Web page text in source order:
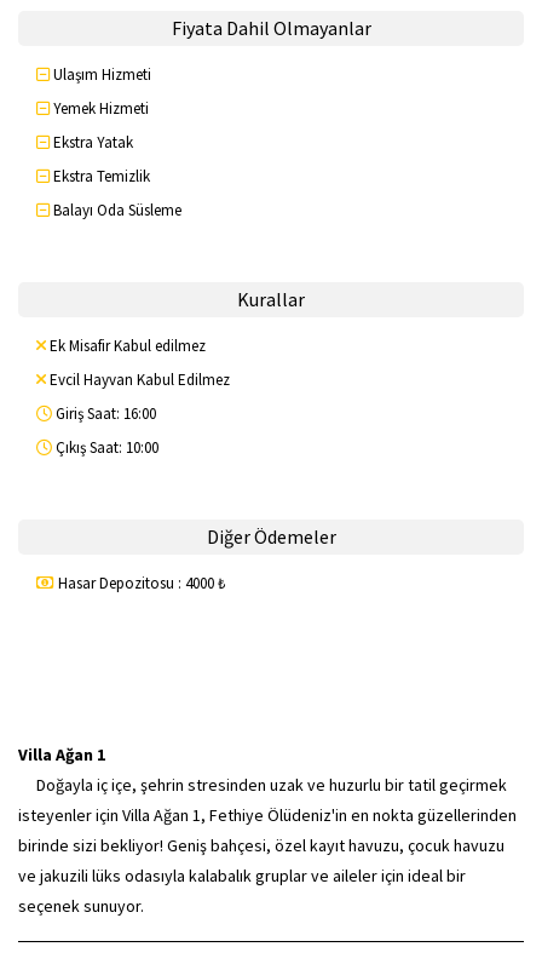
Fiyata Dahil Olmayanlar
Ulaşım Hizmeti
Yemek Hizmeti
Ekstra Yatak
Ekstra Temizlik
Balayı Oda Süsleme
Kurallar
Ek Misafir Kabul edilmez
Evcil Hayvan Kabul Edilmez
Giriş Saat: 16:00
Çıkış Saat: 10:00
Diğer Ödemeler
Hasar Depozitosu : 4000 ₺
Villa Ağan 1
Doğayla iç içe, şehrin stresinden uzak ve huzurlu bir tatil geçirmek
isteyenler için Villa Ağan 1, Fethiye Ölüdeniz'in en nokta güzellerinden
birinde sizi bekliyor! Geniş bahçesi, özel kayıt havuzu, çocuk havuzu
ve jakuzili lüks odasıyla kalabalık gruplar ve aileler için ideal bir
seçenek sunuyor.